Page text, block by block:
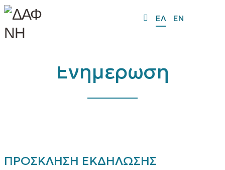
ΕΛ EN
Ενημέρωση
ΠΡΟΣΚΛΗΣΗ ΕΚΔΗΛΩΣΗΣ